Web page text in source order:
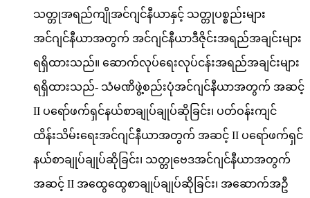
သတ္တုအရည်ကျိုအင်ဂျင်နီယာနှင့် သတ္တုပစ္စည်းများ
အင်ဂျင်နီယာအတွက် အင်ဂျင်နီယာဒီဇိုင်းအရည်အချင်းများ
ရရှိထားသည်။ ဆောက်လုပ်ရေးလုပ်ငန်းအရည်အချင်းများ
ရရှိထားသည်- သံမဏိဖွဲ့စည်းပုံအင်ဂျင်နီယာအတွက် အဆင့်
II ပရော်ဖက်ရှင်နယ်စာချုပ်ချုပ်ဆိုခြင်း၊ ပတ်ဝန်းကျင်
ထိန်းသိမ်းရေးအင်ဂျင်နီယာအတွက် အဆင့် II ပရော်ဖက်ရှင်
နယ်စာချုပ်ချုပ်ဆိုခြင်း၊ သတ္တုဗေဒအင်ဂျင်နီယာအတွက်
အဆင့် II အထွေထွေစာချုပ်ချုပ်ဆိုခြင်း၊ အဆောက်အဦ